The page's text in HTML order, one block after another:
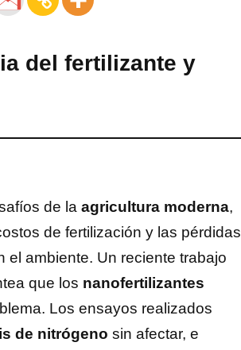
del fertilizante y
de la agricultura moderna,
de fertilización y las pérdidas
el ambiente. Un reciente trabajo
que los nanofertilizantes
Los ensayos realizados
de nitrógeno sin afectar, e